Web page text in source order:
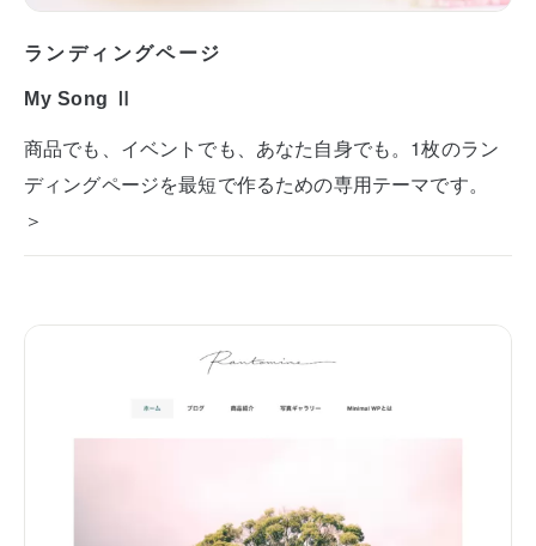
ランディングページ
My Song Ⅱ
商品でも、イベントでも、あなた自身でも。1枚のラン
ディングページを最短で作るための専用テーマです。
＞